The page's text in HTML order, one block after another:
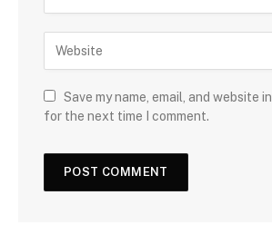
Save my name, email, and website
for the next time I comment.